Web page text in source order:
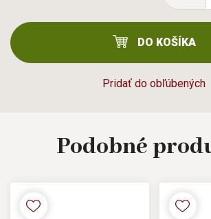
Pridať do obľúbených
DO KOŠÍKA
Podobné